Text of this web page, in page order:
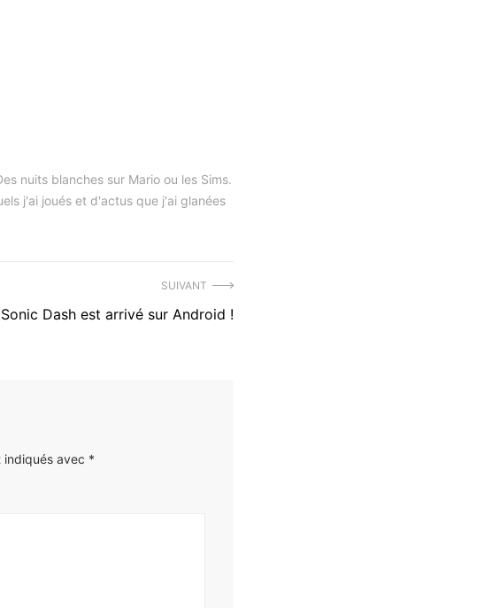
nuits blanches sur Mario ou les Sims.
j'ai joués et d'actus que j'ai glanées
SUIVANT
Article
Sonic Dash est arrivé sur Android !
indiqués avec *